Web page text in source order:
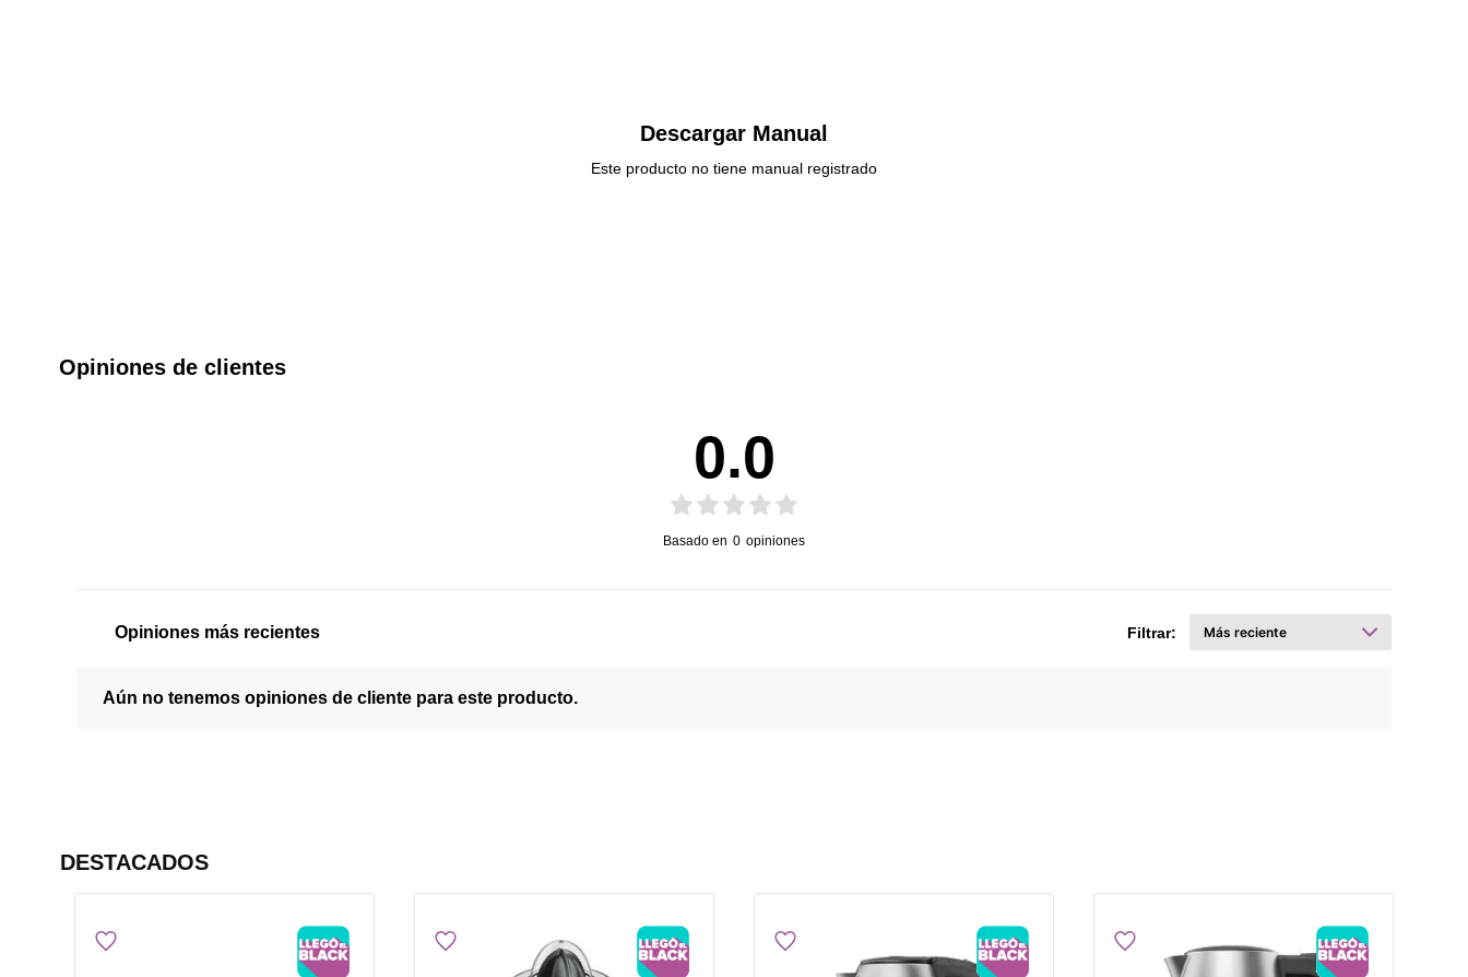
Descargar Manual
Este producto no tiene manual registrado
Opiniones de clientes
0.0
Basado en 0 opiniones
Opiniones más recientes Filtrar:
Aún no tenemos opiniones de cliente para este producto.
DESTACADOS